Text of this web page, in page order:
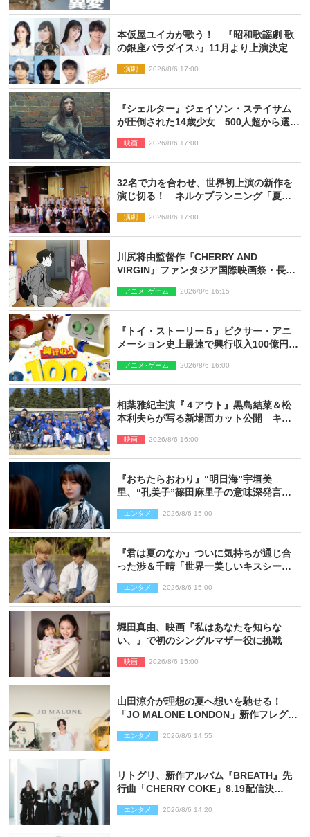
本仮屋ユイカが歌う！ 『昭和歌謡劇 歌
の銀座パラダイス♪』11月より上演決定
演劇 2026/8/6 17:00
『シェルター』ジェイソン・ステイサム
が圧倒された14歳少女 500人超から選出
とは
映画 2026/8/6 17:00
32名で力を合わせ、世界初上演の新作を
演じ切る！ ネルケプランニング「夏休
ト【最終日】
演劇 2026/8/6 17:00
川尻将由監督作『CHERRY AND
VIRGIN』ファンタジア国際映画祭・長編
アニメ･ゲーム 2026/8/6 16:15
『トイ・ストーリー５』ピクサー・アニ
メーション史上最速で興行収入100億円突
アニメ･ゲーム 2026/8/6 16:00
相葉雅紀主演『４アウト』黒島結菜＆松
本利夫らが写る新場面カット公開 キャ
映画 2026/8/6 16:00
『おちたらおわり』“明日海”宇垣美
里、“孔美子”篠田麻里子の意味深発言に
開」
エンタメ 2026/8/6 15:00
『君は夏のなか』ついに気持ちが通じ合
った渉＆千晴「世界一美しいキスシー
エンタメ 2026/8/6 15:00
堀田真由、映画『私はあなたを知らな
い、』で初のシングルマザー役に挑戦
映画 2026/8/6 15:00
山田涼介が理想の夏へ想いを馳せる！
「JO MALONE LONDON」新作フレグラ
エンタメ 2026/8/6 14:55
リトグリ、新作アルバム『BREATH』先
行曲「CHERRY COKE」8.19配信決
エンタメ 2026/8/6 14:20